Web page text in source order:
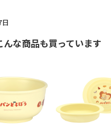
な商品も買っています